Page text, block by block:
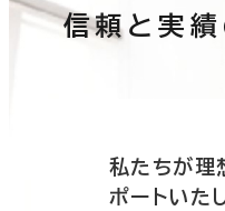
信頼と実績
私たちが理
ポートいた